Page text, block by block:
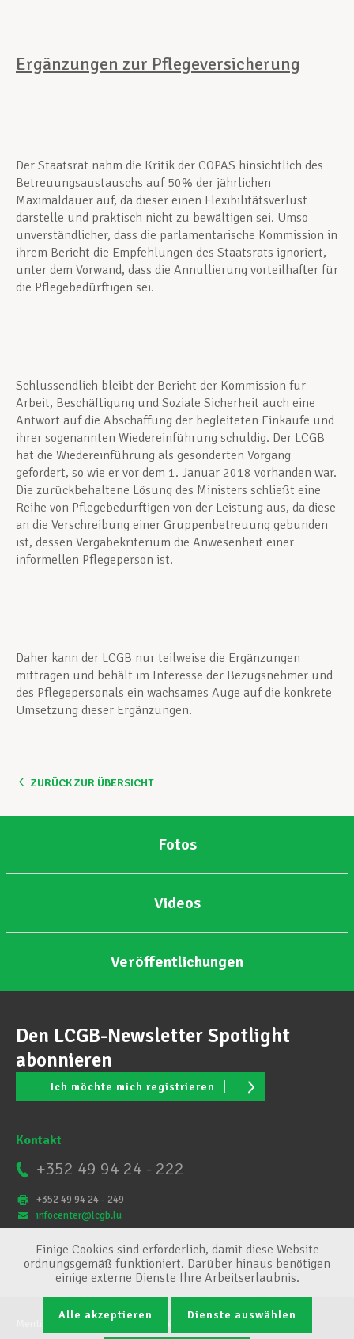
Ergänzungen zur Pflegeversicherung
Der Staatsrat nahm die Kritik der COPAS hinsichtlich des
Betreuungsaustauschs auf 50% der jährlichen
Maximaldauer auf, da dieser einen Flexibilitätsverlust
darstelle und praktisch nicht zu bewältigen sei. Umso
unverständlicher, dass die parlamentarische Kommission in
ihrem Bericht die Empfehlungen des Staatsrats ignoriert,
unter dem Vorwand, dass die Annullierung vorteilhafter für
die Pflegebedürftigen sei.
Schlussendlich bleibt der Bericht der Kommission für
Arbeit, Beschäftigung und Soziale Sicherheit auch eine
Antwort auf die Abschaffung der begleiteten Einkäufe und
ihrer sogenannten Wiedereinführung schuldig. Der LCGB
hat die Wiedereinführung als gesonderten Vorgang
gefordert, so wie er vor dem 1. Januar 2018 vorhanden war.
Die zurückbehaltene Lösung des Ministers schließt eine
Reihe von Pflegebedürftigen von der Leistung aus, da diese
an die Verschreibung einer Gruppenbetreuung gebunden
ist, dessen Vergabekriterium die Anwesenheit einer
informellen Pflegeperson ist.
Daher kann der LCGB nur teilweise die Ergänzungen
mittragen und behält im Interesse der Bezugsnehmer und
des Pflegepersonals ein wachsames Auge auf die konkrete
Umsetzung dieser Ergänzungen.
ZURÜCK ZUR ÜBERSICHT
Fotos
Videos
Veröffentlichungen
Den LCGB-Newsletter Spotlight
abonnieren
Ich möchte mich registrieren
Kontakt
+352 49 94 24 - 222
+352 49 94 24 - 249
infocenter@lcgb.lu
Conditions générales
Einige Cookies sind erforderlich, damit diese Website
ordnungsgemäß funktioniert. Darüber hinaus benötigen
einige externe Dienste Ihre Arbeitserlaubnis.
Alle akzeptieren Dienste auswählen